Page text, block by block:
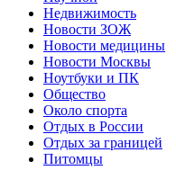
Недвижимость
Новости ЗОЖ
Новости медицины
Новости Москвы
Ноутбуки и ПК
Общество
Около спорта
Отдых в России
Отдых за границей
Питомцы